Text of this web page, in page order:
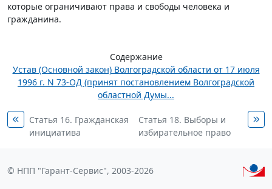
которые ограничивают права и свободы человека и
гражданина.
Содержание
Устав (Основной закон) Волгоградской области от 17 июля
1996 г. N 73-ОД (принят постановлением Волгоградской
областной Думы...
Статья 16. Гражданская
инициатива
Статья 18. Выборы и
избирательное право
© НПП "Гарант-Сервис", 2003-2026